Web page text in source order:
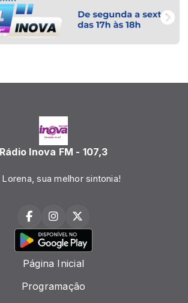
Rádio Inova FM - 107,3
Lorena, sua melhor sintonia!
Página Inicial
Programação